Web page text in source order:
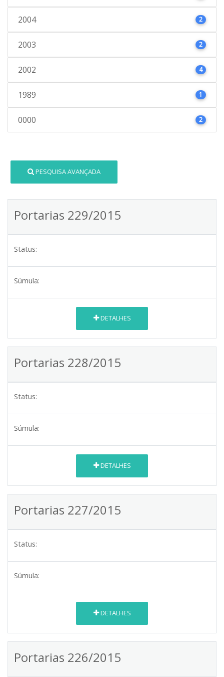
2004 2
2003 2
2002 4
1989 1
0000 2
PESQUISA AVANÇADA
Portarias 229/2015
Status:
Súmula:
DETALHES
Portarias 228/2015
Status:
Súmula:
DETALHES
Portarias 227/2015
Status:
Súmula:
DETALHES
Portarias 226/2015